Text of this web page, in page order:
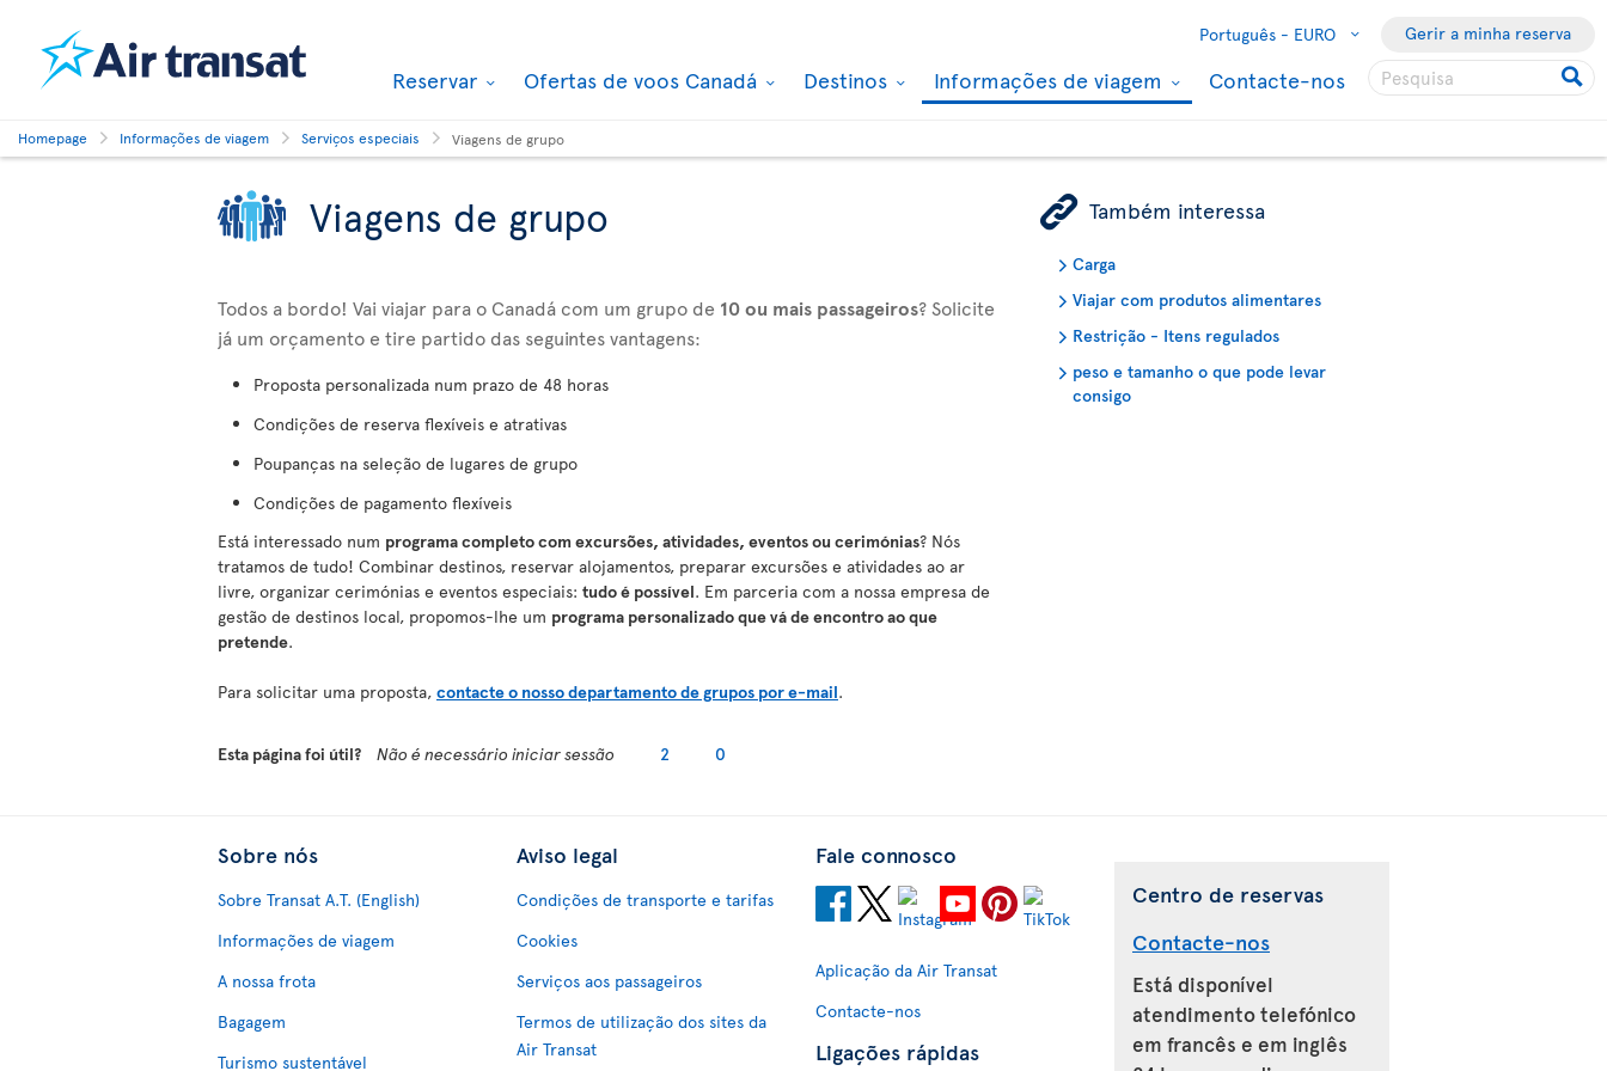
Português - EURO Gerir a minha reserva
Reservar Ofertas de voos Canadá Destinos Informações de viagem Contacte-nos
Homepage Informações de viagem Serviços especiais Viagens de grupo
Viagens de grupo
Todos a bordo! Vai viajar para o Canadá com um grupo de 10 ou mais passageiros? Solicite
já um orçamento e tire partido das seguintes vantagens:
Proposta personalizada num prazo de 48 horas
Condições de reserva flexíveis e atrativas
Poupanças na seleção de lugares de grupo
Condições de pagamento flexíveis
Está interessado num programa completo com excursões, atividades, eventos ou cerimónias? Nós
tratamos de tudo! Combinar destinos, reservar alojamentos, preparar excursões e atividades ao ar
livre, organizar cerimónias e eventos especiais: tudo é possível. Em parceria com a nossa empresa de
gestão de destinos local, propomos-lhe um programa personalizado que vá de encontro ao que
pretende.
Para solicitar uma proposta, contacte o nosso departamento de grupos por e-mail.
ÿ Também interessa
Carga
Viajar com produtos alimentares
Restrição - Itens regulados
peso e tamanho o que pode levar
consigo
Esta página foi útil? Não é necessário iniciar sessão 2 0
Sobre nós
Sobre Transat A.T. (English)
Informações de viagem
A nossa frota
Bagagem
Turismo sustentável
Aviso legal
Condições de transporte e tarifas
Cookies
Serviços aos passageiros
Termos de utilização dos sites da
Air Transat
Fale connosco
Aplicação da Air Transat
Contacte-nos
Ligações rápidas
Centro de reservas
Contacte-nos
Está disponível
atendimento telefónico
em francês e em inglês